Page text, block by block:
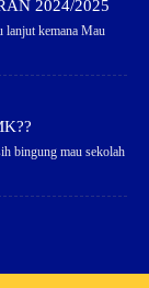
2024/2025
kemana Mau
bingung mau sekolah